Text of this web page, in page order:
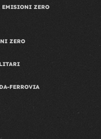
EMISIONI ZERO
ZERO
FERROVIA